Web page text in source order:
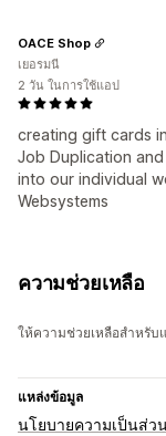
creating gift cards
Job Duplication
into our individual
Websystems
OACE Shop
เยอรมนี
2 วัน ในการใช้แอป
ความช่วยเหลือ
ให้ความช่วยเหลือสำหรับ
แหล่งข้อมูล
นโยบายความเป็นส่ว